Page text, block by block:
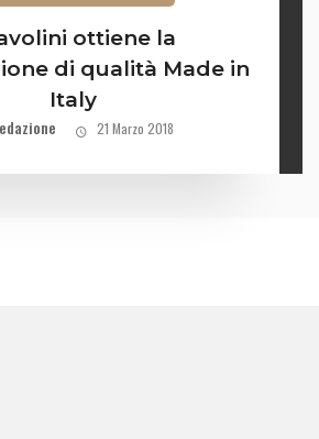
ottiene la
di qualità Made in
Italy
21 Marzo 2018